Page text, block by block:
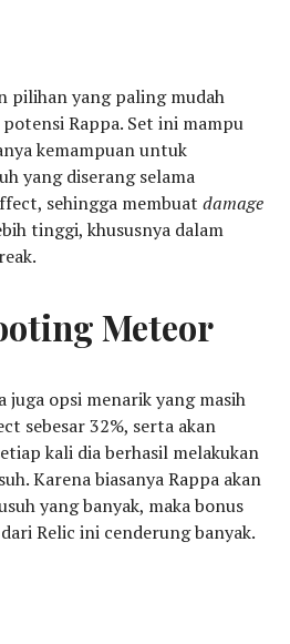
pilihan yang paling mudah
Rappa. Set ini mampu
kemampuan untuk
yang diserang selama
sehingga membuatdamage
tinggi, khususnya dalam
Meteor
juga opsi menarik yang masih
sebesar 32%, serta akan
kali dia berhasil melakukan
Karena biasanya Rappa akan
yang banyak, maka bonus
Relic ini cenderung banyak.